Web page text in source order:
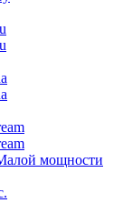
мощности